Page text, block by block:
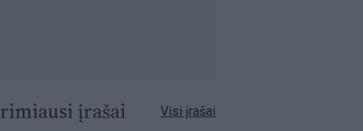
įrašai Visi įrašai